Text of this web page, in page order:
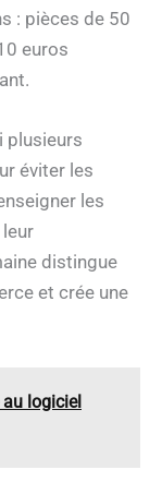
: pièces de 50
euros
plusieurs
éviter les
les
distingue
et crée une
logiciel